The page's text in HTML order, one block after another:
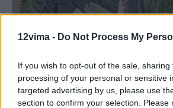
12vima - Do Not Process My
If you wish to opt-out of the sale,
processing of your personal or sensitive
targeted advertising by us, please use
section to confirm your selection. Please